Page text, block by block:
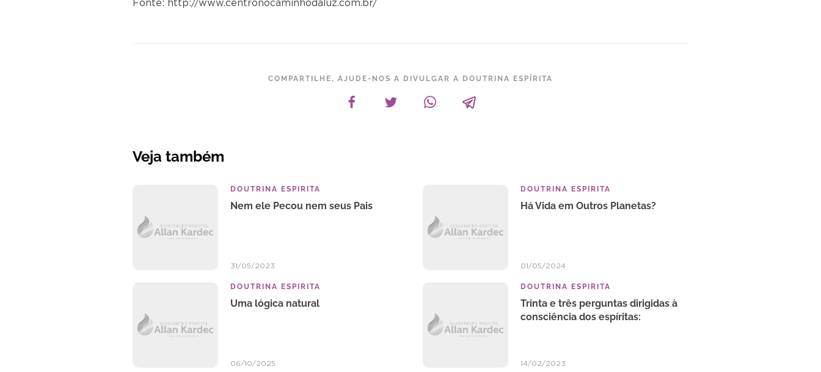
Fonte: http://www.centronocaminhodaluz.com.br/
COMPARTILHE, AJUDE-NOS A DIVULGAR A DOUTRINA ESPÍRITA
Veja também
DOUTRINA ESPIRITA
Nem ele Pecou nem seus Pais
31/05/2023
DOUTRINA ESPIRITA
Há Vida em Outros Planetas?
01/05/2024
DOUTRINA ESPIRITA
Uma lógica natural
06/10/2025
DOUTRINA ESPIRITA
Trinta e três perguntas dirigidas à
consciência dos espíritas:
14/02/2023